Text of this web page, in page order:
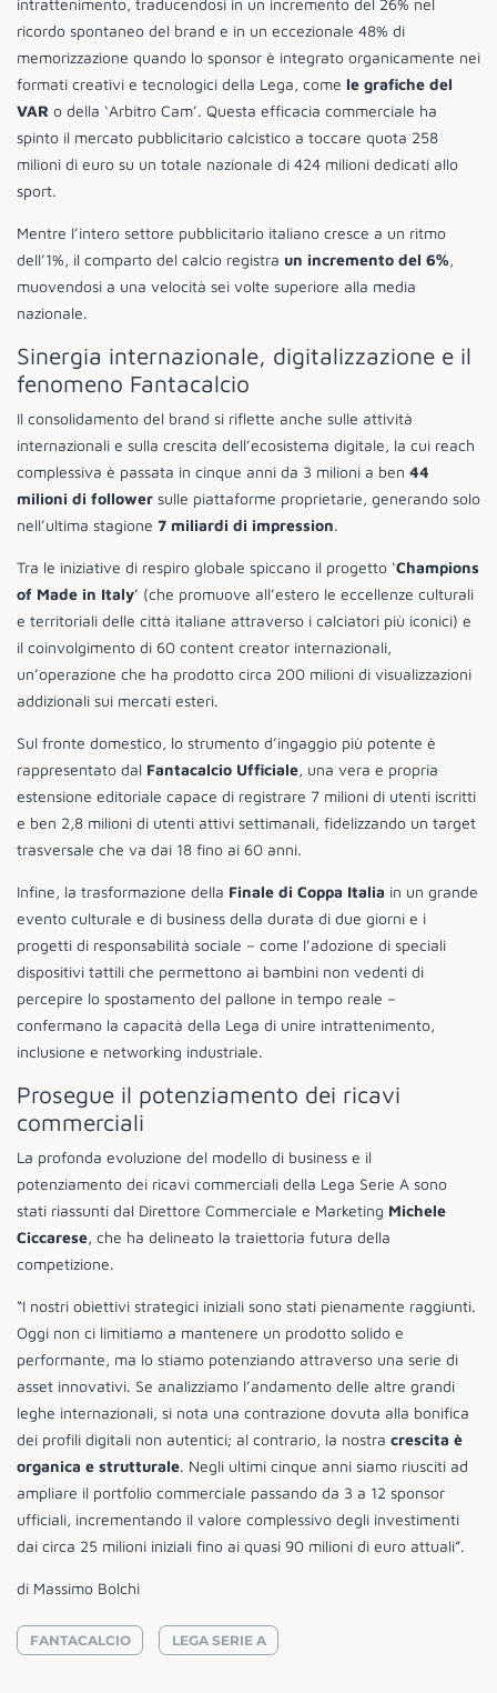
intrattenimento, traducendosi in un incremento del 26% nel
ricordo spontaneo del brand e in un eccezionale 48% di
memorizzazione quando lo sponsor è integrato organicamente nei
formati creativi e tecnologici della Lega, come le grafiche del
VAR o della ‘Arbitro Cam’. Questa efficacia commerciale ha
spinto il mercato pubblicitario calcistico a toccare quota 258
milioni di euro su un totale nazionale di 424 milioni dedicati allo
sport.
Mentre l’intero settore pubblicitario italiano cresce a un ritmo
dell’1%, il comparto del calcio registra un incremento del 6%,
muovendosi a una velocità sei volte superiore alla media
nazionale.
Sinergia internazionale, digitalizzazione e il
fenomeno Fantacalcio
Il consolidamento del brand si riflette anche sulle attività
internazionali e sulla crescita dell’ecosistema digitale, la cui reach
complessiva è passata in cinque anni da 3 milioni a ben 44
milioni di follower sulle piattaforme proprietarie, generando solo
nell’ultima stagione 7 miliardi di impression.
Tra le iniziative di respiro globale spiccano il progetto ‘Champions
of Made in Italy’ (che promuove all’estero le eccellenze culturali
e territoriali delle città italiane attraverso i calciatori più iconici) e
il coinvolgimento di 60 content creator internazionali,
un’operazione che ha prodotto circa 200 milioni di visualizzazioni
addizionali sui mercati esteri.
Sul fronte domestico, lo strumento d’ingaggio più potente è
rappresentato dal Fantacalcio Ufficiale, una vera e propria
estensione editoriale capace di registrare 7 milioni di utenti iscritti
e ben 2,8 milioni di utenti attivi settimanali, fidelizzando un target
trasversale che va dai 18 fino ai 60 anni.
Infine, la trasformazione della Finale di Coppa Italia in un grande
evento culturale e di business della durata di due giorni e i
progetti di responsabilità sociale – come l’adozione di speciali
dispositivi tattili che permettono ai bambini non vedenti di
percepire lo spostamento del pallone in tempo reale –
confermano la capacità della Lega di unire intrattenimento,
inclusione e networking industriale.
Prosegue il potenziamento dei ricavi
commerciali
La profonda evoluzione del modello di business e il
potenziamento dei ricavi commerciali della Lega Serie A sono
stati riassunti dal Direttore Commerciale e Marketing Michele
Ciccarese, che ha delineato la traiettoria futura della
competizione.
“I nostri obiettivi strategici iniziali sono stati pienamente raggiunti.
Oggi non ci limitiamo a mantenere un prodotto solido e
performante, ma lo stiamo potenziando attraverso una serie di
asset innovativi. Se analizziamo l’andamento delle altre grandi
leghe internazionali, si nota una contrazione dovuta alla bonifica
dei profili digitali non autentici; al contrario, la nostra crescita è
organica e strutturale. Negli ultimi cinque anni siamo riusciti ad
ampliare il portfolio commerciale passando da 3 a 12 sponsor
ufficiali, incrementando il valore complessivo degli investimenti
dai circa 25 milioni iniziali fino ai quasi 90 milioni di euro attuali”.
di Massimo Bolchi
FANTACALCIO LEGA SERIE A